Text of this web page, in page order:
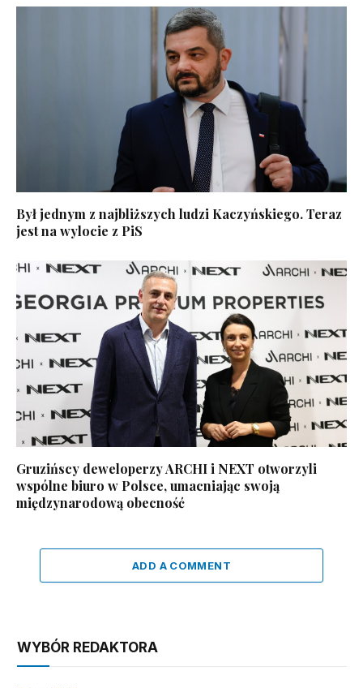
Był jednym z najbliższych ludzi Kaczyńskiego. Teraz
jest na wylocie z PiS
Gruzińscy deweloperzy ARCHI i NEXT otworzyli
wspólne biuro w Polsce, umacniając swoją
międzynarodową obecność
ADD A COMMENT
WYBÓR REDAKTORA